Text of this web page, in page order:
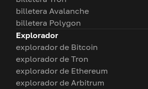
billetera Avalanche
billetera Polygon
Explorador
explorador de Bitcoin
explorador de Tron
explorador de Ethereum
explorador de Arbitrum